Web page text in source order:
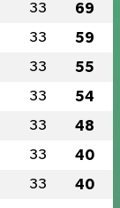
33 69
33 59
33 55
33 54
33 48
33 40
33 40